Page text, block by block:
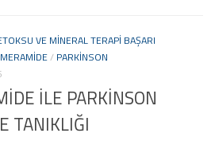
VE MINERAL TERAPI BAŞARI
/ PARKINSON
İLE PARKİNSON
TANIKLIĞI